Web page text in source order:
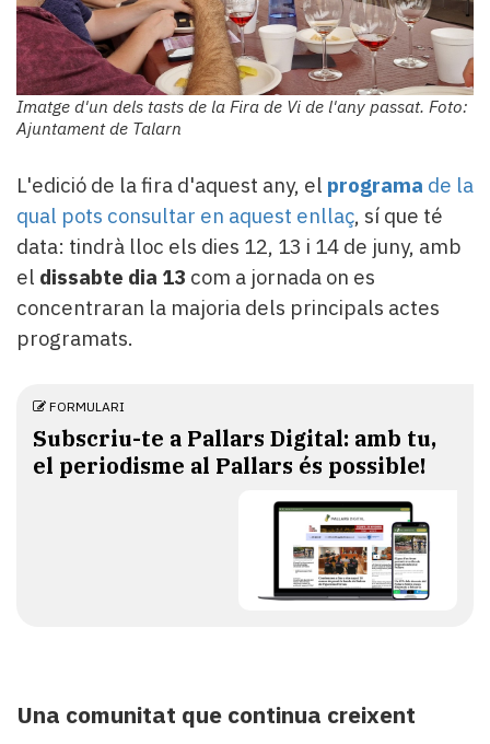
Imatge d'un dels tasts de la Fira de Vi de l'any passat. Foto:
Ajuntament de Talarn
L'edició de la fira d'aquest any, el programa de la
qual pots consultar en aquest enllaç, sí que té
data: tindrà lloc els dies 12, 13 i 14 de juny, amb
el dissabte dia 13 com a jornada on es
concentraran la majoria dels principals actes
programats.
FORMULARI
Subscriu-te a Pallars Digital: amb tu,
el periodisme al Pallars és possible!
Una comunitat que continua creixent